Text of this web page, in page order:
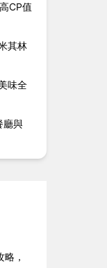
CP值
其林
味全
廳與
，